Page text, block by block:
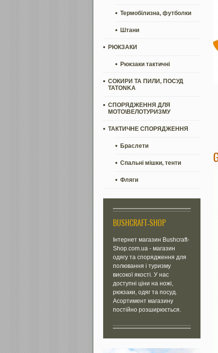
Термобілизна, футболки
Штани
РЮКЗАКИ
Рюкзаки тактичні
СОКИРИ ТА ПИЛИ, ПОСУД
TATONKA
СПОРЯДЖЕННЯ ДЛЯ
МОТО\ВЕЛОТУРИЗМУ
ТАКТИЧНЕ СПОРЯДЖЕННЯ
Браслети
Спальні мішки, тенти
Фляги
BUSHCRAFT-SHOP
Інтернет магазин Bushcraft-
Shop.com.ua - магазин
одягу та спорядження для
полювання і туризму
високої якості. У нас
доступні ціни на ножі,
рюкзаки, одяг та посуд.
Асортимент магазину
постійно розширюється.